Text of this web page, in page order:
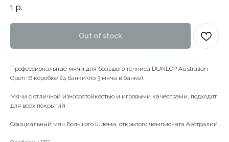
1 р.
Out of stock
Профессиональные мячи для большого тенниса DUNLOP Australian
Open. В коробке 24 банки (по 3 мяча в банке).
Мячи с отличной износостойкостью и игровыми качествами, подходят
для всех покрытий.
Официальный мяч Большого Шлема, открытого чемпионата Австралии.